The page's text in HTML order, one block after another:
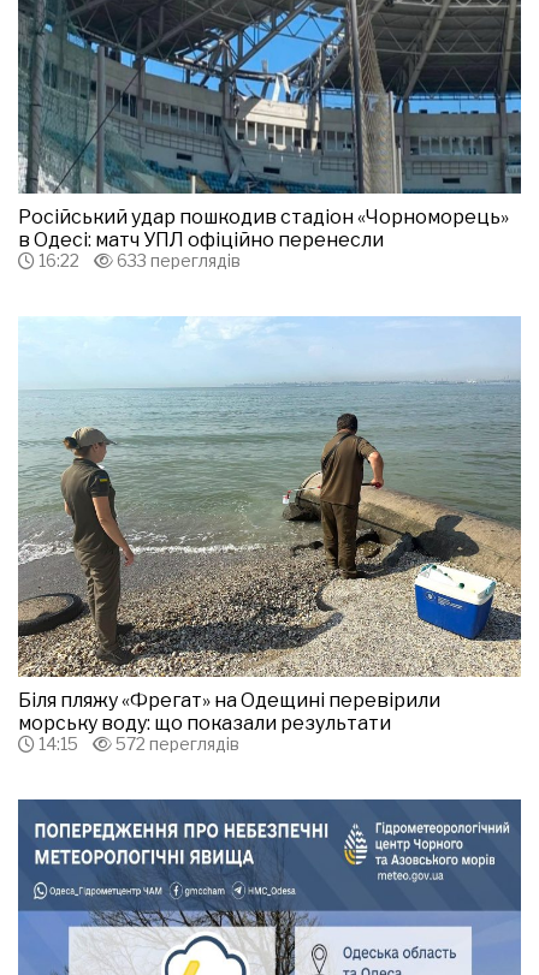
Російський удар пошкодив стадіон «Чорноморець»
в Одесі: матч УПЛ офіційно перенесли
16:22 633 переглядів
Біля пляжу «Фрегат» на Одещині перевірили
морську воду: що показали результати
14:15 572 переглядів